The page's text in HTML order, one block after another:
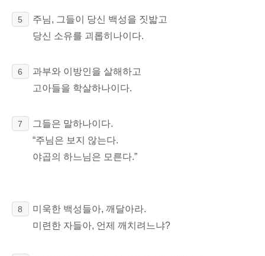
5
주님, 그들이 당신 백성을 짓밟고
당신 소유를 괴롭히나이다.
6
과부와 이방인을 살해하고
고아들을 학살하나이다.
7
그들은 말하나이다.
“주님은 보지 않는다.
야곱의 하느님은 모른다.”
8
미욱한 백성들아, 깨달아라.
미련한 자들아, 언제 깨치려느냐?